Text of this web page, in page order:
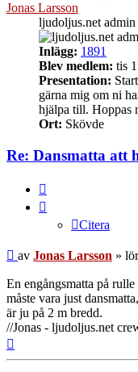
Jonas Larsson
ljudoljus.net admin
Inlägg: 1891
Blev medlem: tis
Presentation:
gärna mig om ni
hjälpa till. Hoppas
Ort: Skövde
Re: Dansmatta att
Citera
Inlägg
av Jonas Larsson »
En engångsmatta på
måste vara just
är ju på 2 m bredd.
//Jonas - ljudoljus.net